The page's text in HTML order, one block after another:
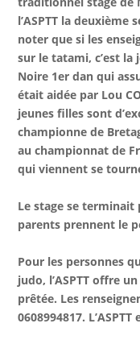
l’ASPTT la deuxième
noter que si les
sur le tatami, c’est la
Noire 1er dan qui
était aidée par Lou
jeunes filles sont
championne de
au championnat de
qui viennent se
Le stage se terminait
parents prennent le
Pour les personnes
judo, l’ASPTT offre
prêtée. Les
0608994817.